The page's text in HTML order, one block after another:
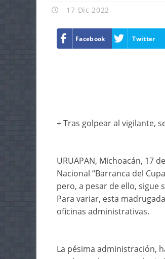
17 Dic 2022
Facebook Twitter
+ Tras golpear al vigilante,
URUAPAN, Michoacán, 17
Nacional “Barranca del
pero, a pesar de ello,
Para variar, esta
oficinas administrativas.
La pésima administración,